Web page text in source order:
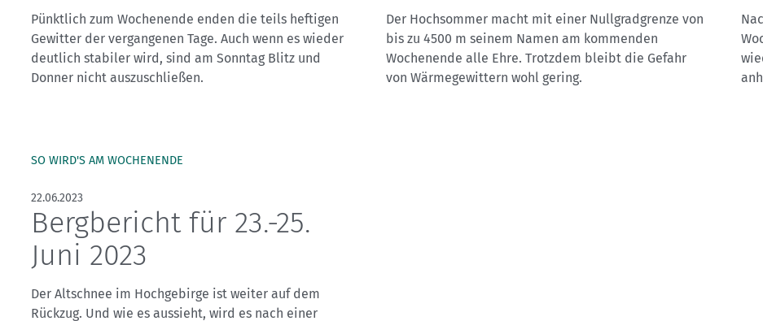
Pünktlich zum Wochenende enden die teils heftigen
Gewitter der vergangenen Tage. Auch wenn es wieder
deutlich stabiler wird, sind am Sonntag Blitz und
Donner nicht auszuschließen.
Der Hochsommer macht mit einer Nullgradgrenze von
bis zu 4500 m seinem Namen am kommenden
Wochenende alle Ehre. Trotzdem bleibt die Gefahr
von Wärmegewittern wohl gering.
SO WIRD'S AM WOCHENENDE
22.06.2023
Bergbericht für 23.-25.
Juni 2023
Der Altschnee im Hochgebirge ist weiter auf dem
Rückzug. Und wie es aussieht, wird es nach einer